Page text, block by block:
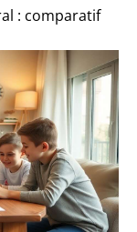
: comparatif